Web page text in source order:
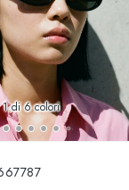
1di 6 colori